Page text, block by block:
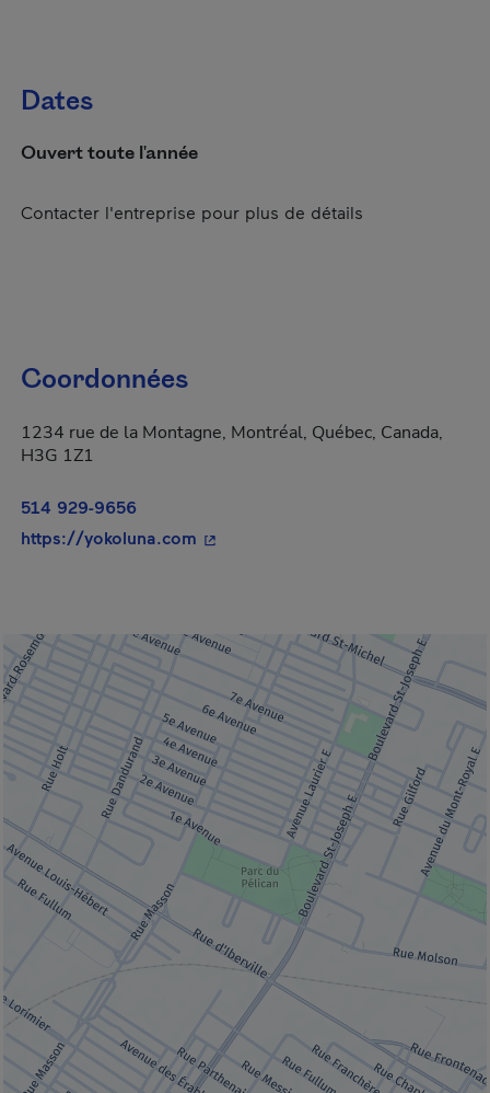
Dates
Ouvert toute l'année
Contacter l'entreprise pour plus de détails
Coordonnées
1234 rue de la Montagne, Montréal, Québec, Canada,
H3G 1Z1
514 929-9656
https://yokoluna.com - Cet hyperlien s'ouvrira dans une